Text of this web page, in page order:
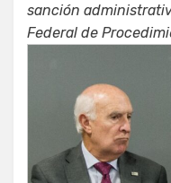
sanción
Federal de